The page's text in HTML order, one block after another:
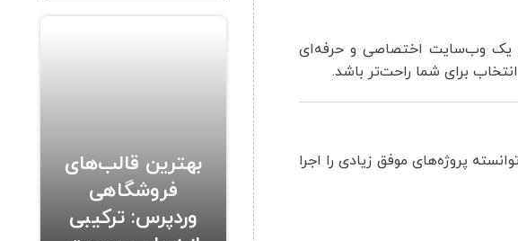
یک وب‌سایت اختصاصی و حرفه‌ای
برای شما راحت‌تر باشد.
پروژه‌های موفق زیادی را اجرا
بهترین قالب‌های
فروشگاهی
وردپرس: ترکیبی